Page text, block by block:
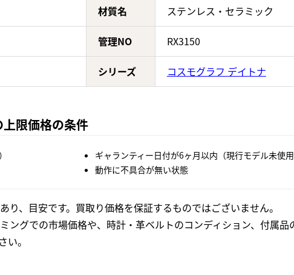
材質名 ステンレス・セラミック
管理NO RX3150
シリーズ コスモグラフ デイトナ
限価格の条件
ギャランティー日付が6ヶ月以内（現行モデル未使用
動作に不具合が無い状態
、目安です。買取り価格を保証するものではございません。
ングでの市場価格や、時計・革ベルトのコンディション、付属
。